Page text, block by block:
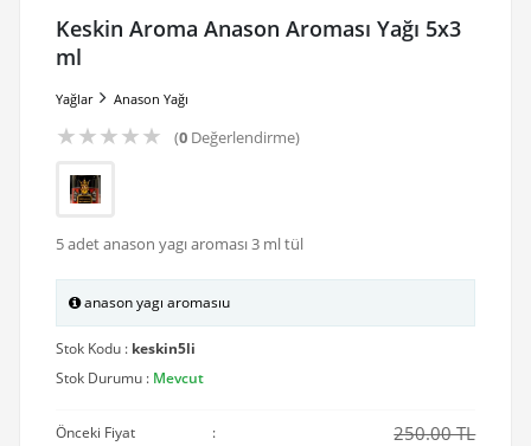
Keskin Aroma Anason Aroması Yağı 5x3
ml
Yağlar Anason Yağı
★★★★★ (0Değerlendirme)
5 adet anason yagı aroması 3 ml tül
anason yagı aromasıu
Stok Kodu : keskin5li
Stok Durumu : Mevcut
Önceki Fiyat : 250.00 TL